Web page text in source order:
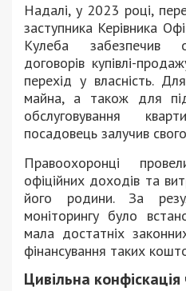
Надалі, у 2023 році,
заступника Керівника
Кулеба забезпечив
договорів купівлі-
перехід у власність.
майна, а також для
обслуговування
посадовець залучив
Правоохоронці
офіційних доходів та
його родини. За
моніторингу було
мала достатніх
фінансування таких
Цивільна